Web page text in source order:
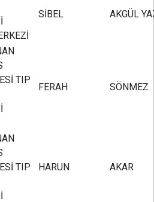
SİBEL AKGÜL
TIP
FERAH SÖNMEZ
TIP
HARUN AKAR